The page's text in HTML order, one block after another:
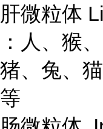
肝微粒体
：人、猴
猪、兔、
等